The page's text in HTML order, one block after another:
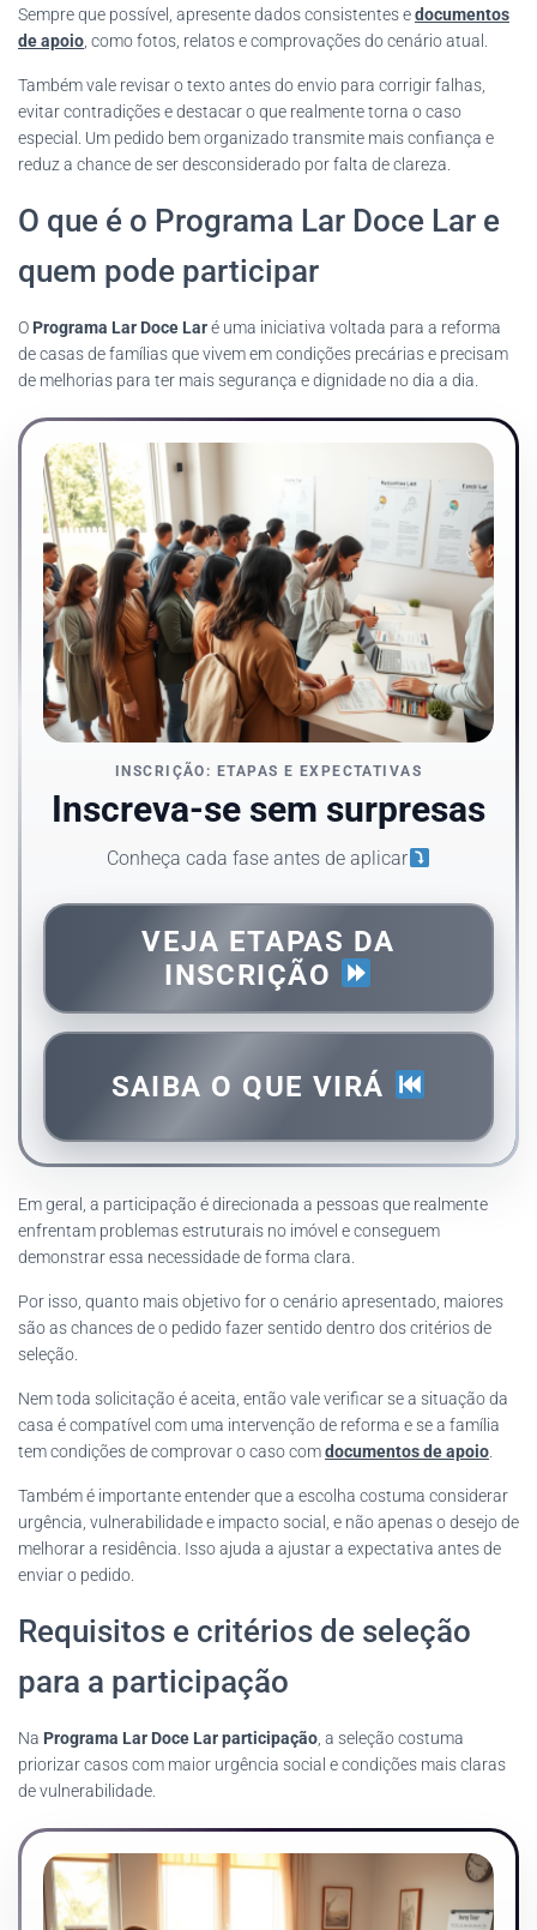
Sempre que possível, apresente dados consistentes edocumentos
de apoio , como fotos, relatos e comprovações do cenário atual.
Também vale revisar o texto antes do envio para corrigir falhas,
evitar contradições e destacar o que realmente torna o caso
especial. Um pedido bem organizado transmite mais confiança e
reduz a chance de ser desconsiderado por falta de clareza.
O que é o Programa Lar Doce Lar e
quem pode participar
O Programa Lar Doce Laré uma iniciativa voltada para a reforma
de casas de famílias que vivem em condições precárias e precisam
de melhorias para ter mais segurança e dignidade no dia a dia.
INSCRIÇÃO: ETAPAS E EXPECTATIVAS
Inscreva-se sem surpresas
Conheça cada fase antes de aplicar
VEJA ETAPAS DA
INSCRIÇÃO
SAIBA O QUE VIRÁ
Em geral, a participação é direcionada a pessoas que realmente
enfrentam problemas estruturais no imóvel e conseguem
demonstrar essa necessidade de forma clara.
Por isso, quanto mais objetivo for o cenário apresentado, maiores
são as chances de o pedido fazer sentido dentro dos critérios de
seleção.
Nem toda solicitação é aceita, então vale verificar se a situação da
casa é compatível com uma intervenção de reforma e se a família
tem condições de comprovar o caso comdocumentos de apoio.
Também é importante entender que a escolha costuma considerar
urgência, vulnerabilidade e impacto social, e não apenas o desejo de
melhorar a residência. Isso ajuda a ajustar a expectativa antes de
enviar o pedido.
Requisitos e critérios de seleção
para a participação
Na Programa Lar Doce Lar participação, a seleção costuma
priorizar casos com maior urgência social e condições mais claras
de vulnerabilidade.